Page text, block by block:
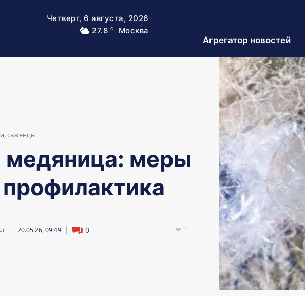
Четверг, 6 августа, 2026
27.8 C Москва
Агрегатор новостей
саженцы
медяница: меры
20.05.26, 09:49 0 11